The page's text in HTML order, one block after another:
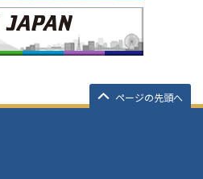
ページの先頭へ